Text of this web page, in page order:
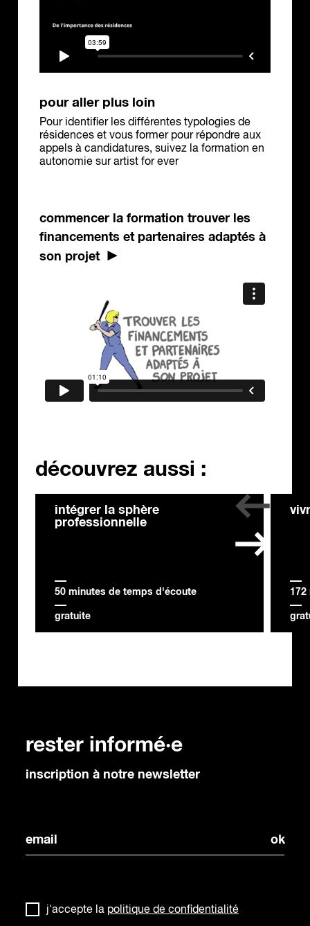
pour aller plus loin
Pour identifier les différentes typologies de
résidences et vous former pour répondre aux
appels à candidatures, suivez la formation en
autonomie sur artist for ever
commencer la formation trouver les
financements et partenaires adaptés à
son projet
découvrez aussi :
intégrer la sphère
professionnelle
50 minutes de temps d'écoute
gratuite
172
rester informé·e
inscription à notre newsletter
j'accepte la politique de confidentialité